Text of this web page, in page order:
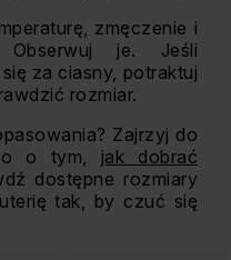
zmęczenie i
je. Jeśli
za ciasny, potraktuj
rozmiar.
Zajrzyj do
o tym, jak dobrać
dostępne rozmiary
tak, by czuć się